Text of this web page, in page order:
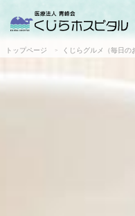
トップページ くじらグルメ（毎日の